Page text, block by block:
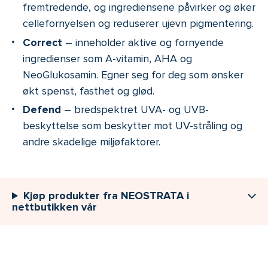
fremtredende, og ingrediensene påvirker og øker
cellefornyelsen og reduserer ujevn pigmentering.
Correct – inneholder aktive og fornyende
ingredienser som A-vitamin, AHA og
NeoGlukosamin. Egner seg for deg som ønsker
økt spenst, fasthet og glød.
Defend – bredspektret UVA- og UVB-
beskyttelse som beskytter mot UV-stråling og
andre skadelige miljøfaktorer.
Kjøp produkter fra NEOSTRATA i
nettbutikken vår